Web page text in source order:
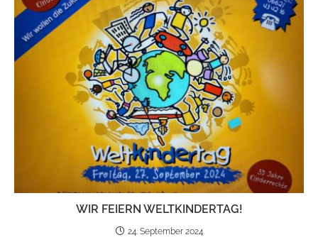
WIR FEI­ERN WELT­KIN­DER­TAG!
24. September 2024